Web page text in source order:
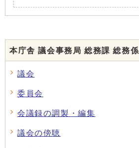
本庁舎 議会事務局 総務課 総務係
議会
委員会
会議録の調製・編集
議会の傍聴